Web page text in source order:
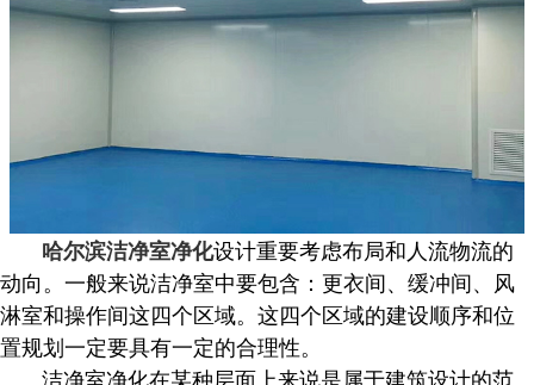
哈尔滨洁净室净化设计重要考虑布局和人流物流的
动向。一般来说洁净室中要包含：更衣间、缓冲间、风
淋室和操作间这四个区域。这四个区域的建设顺序和位
置规划一定要具有一定的合理性。
洁净室净化在某种层面上来说是属于建筑设计的范